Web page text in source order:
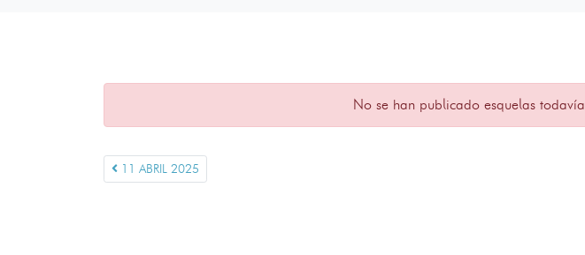
No se han publicado esquelas todavía
11 ABRIL 2025